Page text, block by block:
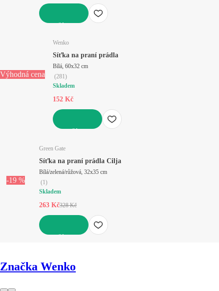
Výhodná cena
Wenko
Síťka na praní prádla
Bílá, 60x32 cm
(281)
Skladem
152 Kč
-19 %
Green Gate
Síťka na praní prádla Cilja
Bílá/zelená/růžová, 32x35 cm
(1)
Skladem
263 Kč328 Kč
Značka Wenko